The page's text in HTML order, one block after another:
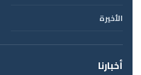
الأخيرة
أخبارنا